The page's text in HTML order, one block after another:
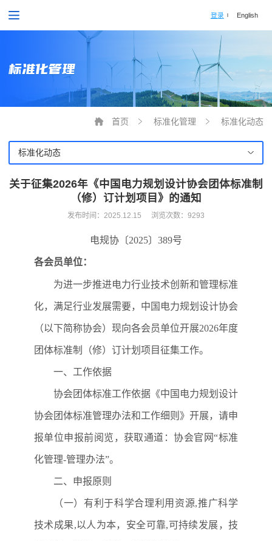
登录 English
标准化管理
首页 标准化管理 标准化动态
标准化动态
关于征集2026年《中国电力规划设计协会团体标准制
（修）订计划项目》的通知
发布时间：2025.12.15 浏览次数：9293
电规协〔2025〕 389号
各会员单位：
为进一步推进电力行业技术创新和管理标准
化，满足行业发展需要， 中国电力规划设计协会
（以下简称协会） 现向各会员单位开展2026年度
团体标准制（修）订计划项目征集工作。
一、工作依据
协会团体标准工作依据《中国电力规划设计
协会团体标准管理办法和工作细则》开展，请申
报单位申报前阅览，获取通道：协会官网“标准
化管理-管理办法”。
二、申报原则
（一）有利于科学合理利用资源,推广科学
技术成果,以人为本，安全可靠,可持续发展，技